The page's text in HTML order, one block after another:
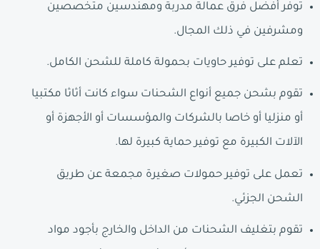
توفر أفضل فرق عمالة مدربة ومهندسين متخصصين
ومشرفين في ذلك المجال.
تعلم على توفير حاويات بحمولة كاملة للشحن الكامل.
تقوم بشحن جميع أنواع الشحنات سواء كانت أثاثا مكتبيا
أو منزليا أو خاصا بالشركات والمؤسسات أو الأجهزة أو
الآلات الكبيرة مع توفير حماية كبيرة لها.
تعمل على توفير حمولات صغيرة مجمعة عن طريق
الشحن الجزئي.
تقوم بتغليف الشحنات من الداخل والخارج بأجود مواد